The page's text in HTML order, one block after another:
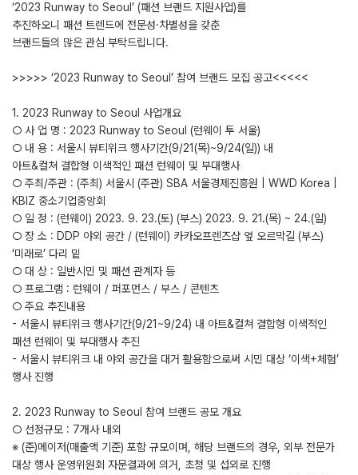
‘2023 Runway to Seoul’ (패션 브랜드 지원사업)를
추진하오니 패션 트렌드에 전문성·차별성을 갖춘
브랜드들의 많은 관심 부탁드립니다.
>>>>> ‘2023 Runway to Seoul’ 참여 브랜드 모집 공고<<<<<
1. 2023 Runway to Seoul 사업개요
○ 사 업 명 : 2023 Runway to Seoul (런웨이 투 서울)
○ 내 용 : 서울시 뷰티위크 행사기간(9/21(목)~9/24(일)) 내
아트&컬쳐 결합형 이색적인 패션 런웨이 및 부대행사
○ 주최/주관 : (주최) 서울시 (주관) SBA 서울경제진흥원 | WWD Korea |
KBIZ 중소기업중앙회
○ 일 정 : (런웨이) 2023. 9. 23.(토) (부스) 2023. 9. 21.(목) ~ 24.(일)
○ 장 소 : DDP 야외 공간 / (런웨이) 카카오프렌즈샵 옆 오르막길 (부스)
‘미래로’ 다리 밑
○ 대 상 : 일반시민 및 패션 관계자 등
○ 프로그램 : 런웨이 / 퍼포먼스 / 부스 / 콘텐츠
○ 주요 추진내용
- 서울시 뷰티위크 행사기간(9/21~9/24) 내 아트&컬쳐 결합형 이색적인
패션 런웨이 및 부대행사 추진
- 서울시 뷰티위크 내 야외 공간을 대거 활용함으로써 시민 대상 ‘이색+체험’
행사 진행
2. 2023 Runway to Seoul 참여 브랜드 공모 개요
○ 선정규모 : 7개사 내외
※ (준)메이저(매출액 기준) 포함 규모이며, 해당 브랜드의 경우, 외부 전문가
대상 행사 운영위원회 자문결과에 의거, 초청 및 섭외로 진행